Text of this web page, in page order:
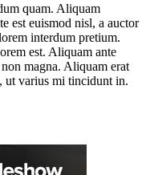
quam. Aliquam
est euismod nisl, a auctor
interdum pretium.
est. Aliquam ante
magna. Aliquam erat
ut varius mi tincidunt in.